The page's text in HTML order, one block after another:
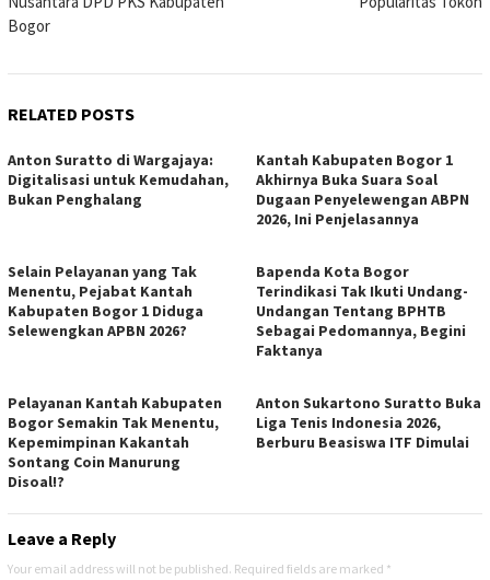
Bogor
RELATED POSTS
Anton Suratto di Wargajaya:
Digitalisasi untuk Kemudahan,
Bukan Penghalang
Kantah Kabupaten Bogor 1
Akhirnya Buka Suara Soal
Dugaan Penyelewengan ABPN
2026, Ini Penjelasannya
Selain Pelayanan yang Tak
Menentu, Pejabat Kantah
Kabupaten Bogor 1 Diduga
Selewengkan APBN 2026?
Bapenda Kota Bogor
Terindikasi Tak Ikuti Undang-
Undangan Tentang BPHTB
Sebagai Pedomannya, Begini
Faktanya
Pelayanan Kantah Kabupaten
Bogor Semakin Tak Menentu,
Kepemimpinan Kakantah
Sontang Coin Manurung
Disoal!?
Anton Sukartono Suratto Buka
Liga Tenis Indonesia 2026,
Berburu Beasiswa ITF Dimulai
Leave a Reply
Your email address will not be published. Required fields are marked *